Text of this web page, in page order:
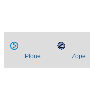
Plone Zope